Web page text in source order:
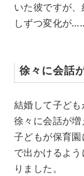
いた彼ですが
しずつ変化が……
徐々に会話
結婚して子ど
徐々に会話が増
子どもが保育
で出かけるよ
りました。